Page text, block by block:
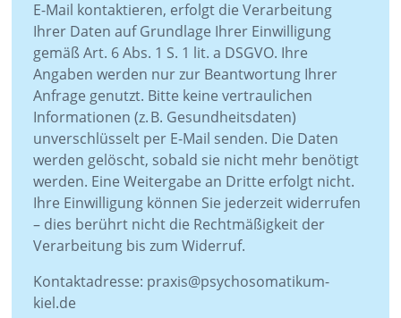
E-Mail kontaktieren, erfolgt die Verarbeitung
Ihrer Daten auf Grundlage Ihrer Einwilligung
gemäß Art. 6 Abs. 1 S. 1 lit. a DSGVO. Ihre
Angaben werden nur zur Beantwortung Ihrer
Anfrage genutzt. Bitte keine vertraulichen
Informationen (z. B. Gesundheitsdaten)
unverschlüsselt per E-Mail senden. Die Daten
werden gelöscht, sobald sie nicht mehr benötigt
werden. Eine Weitergabe an Dritte erfolgt nicht.
Ihre Einwilligung können Sie jederzeit widerrufen
– dies berührt nicht die Rechtmäßigkeit der
Verarbeitung bis zum Widerruf.
Kontaktadresse: praxis@psychosomatikum-
kiel.de